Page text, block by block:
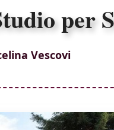
per
Vescovi